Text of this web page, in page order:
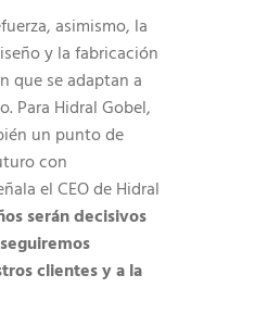
asimismo, la
y la fabricación
que se adaptan a
Para Hidral Gobel,
un punto de
con
el CEO de Hidral
serán decisivos
clientes y a la